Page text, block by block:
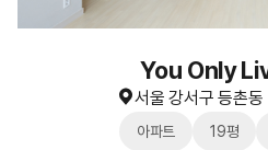
You Only
서울 강서구 등촌
아파트 19평